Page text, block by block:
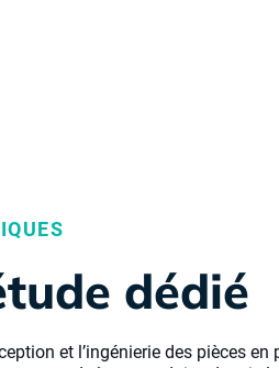
dédié
et l’ingénierie des pièces en